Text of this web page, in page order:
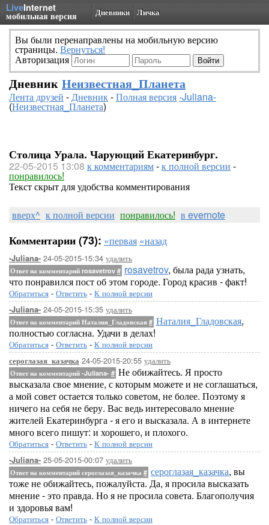
LiveInternet
мобильная версия Дневники Личка
Вы были перенаправлены на мобильную версию
страницы. Вернуться!
Авторизация
Дневник Неизвестная_Планета
Лента друзей -Дневник-Полная версия-Juliana-
(Неизвестная_Планета)
Столица Урала. Чарующий Екатеринбург.
22-05-2015 13:08 к комментариям-к полной версии -
понравилось!
Текст скрыт для удобства комментирования
вверх^ к полной версии понравилось! в evernote
Комментарии (73): «первая «назад
-Juliana- 24-05-2015-15:34 удалить
Ответ на комментарий rosavetrov # rosavetrov, была рада узнать,
что понравился пост об этом городе. Город красив - факт!
Обратиться - Ответить - К полной версии
-Juliana- 24-05-2015-15:35 удалить
Ответ на комментарий Наталия_Гладовская # Наталия_Гладовская,
полностью согласна. Удачи в делах!
Обратиться - Ответить - К полной версии
сероглазая_казачка 24-05-2015-20:55 удалить
Ответ на комментарий -Juliana- # Не обижайтесь. Я просто
высказала свое мнение, с которым можете и не соглашаться,
а мой совет остается только советом, не более. Поэтому я
ничего на себя не беру. Вас ведь интересовало мнение
жителей Екатеринбурга - я его и высказала. А в интернете
много всего пишут: и хорошего, и плохого.
Обратиться - Ответить - К полной версии
-Juliana- 25-05-2015-00:07 удалить
Ответ на комментарий сероглазая_казачка # сероглазая_казачка, вы
тоже не обижайтесь, пожалуйста. Да, я просила высказать
мнение - это правда. Но я не просила совета. Благополучия
и здоровья вам!
Обратиться - Ответить - К полной версии